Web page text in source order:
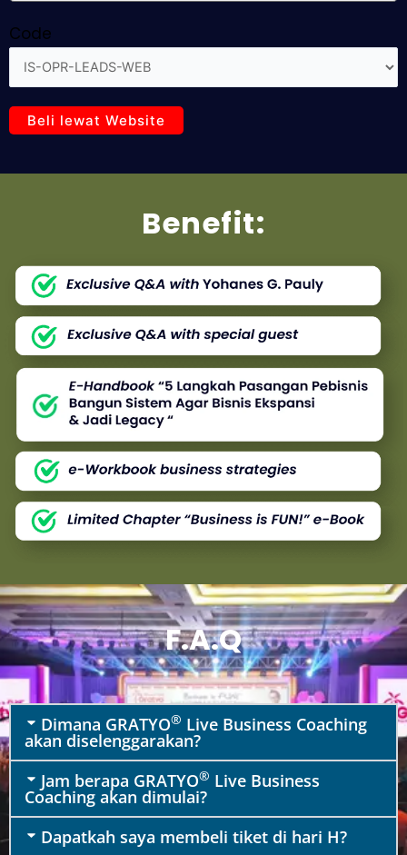
Code
Benefit:
F.A.Q
Dimana GRATYO® Live Business Coaching
akan diselenggarakan?
Jam berapa GRATYO® Live Business
Coaching akan dimulai?
Dapatkah saya membeli tiket di hari H?